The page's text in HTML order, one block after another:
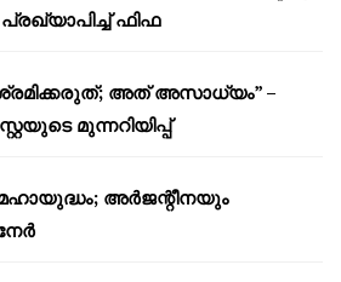
ഫിഫ
അത് അസാധ്യം” –
മുന്നറിയിപ്പ്
മഹായുദ്ധം; അർജന്റീനയും